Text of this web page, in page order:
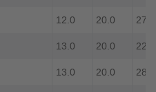
12.0 20.0 27.5
13.0 20.0 22.0
13.0 20.0 28.0